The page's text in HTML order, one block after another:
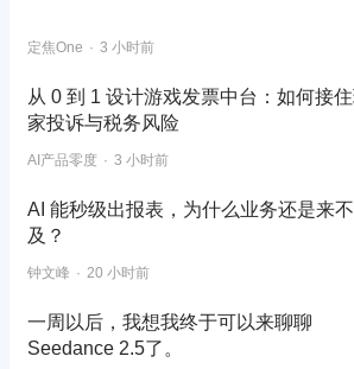
定焦One 3 小时前
从 0 到 1 设计游戏发票中台：如何接
家投诉与税务风险
AI产品零度 3 小时前
AI 能秒级出报表，为什么业务还是来不
及？
钟文峰 20 小时前
一周以后，我想我终于可以来聊聊
Seedance 2.5了。